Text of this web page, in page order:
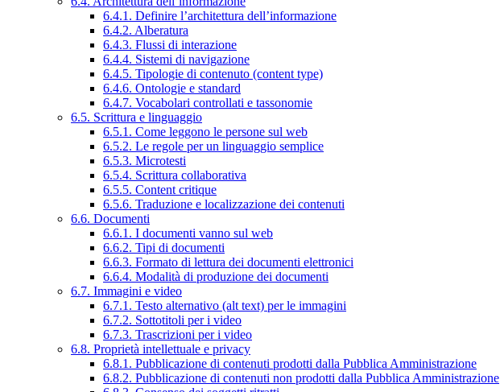
6.4.1. Definire l’architettura dell’informazione
6.4.2. Alberatura
6.4.3. Flussi di interazione
6.4.4. Sistemi di navigazione
6.4.5. Tipologie di contenuto (content type)
6.4.6. Ontologie e standard
6.4.7. Vocabolari controllati e tassonomie
6.5. Scrittura e linguaggio
6.5.1. Come leggono le persone sul web
6.5.2. Le regole per un linguaggio semplice
6.5.3. Microtesti
6.5.4. Scrittura collaborativa
6.5.5. Content critique
6.5.6. Traduzione e localizzazione dei contenuti
6.6. Documenti
6.6.1. I documenti vanno sul web
6.6.2. Tipi di documenti
6.6.3. Formato di lettura dei documenti elettronici
6.6.4. Modalità di produzione dei documenti
6.7. Immagini e video
6.7.1. Testo alternativo (alt text) per le immagini
6.7.2. Sottotitoli per i video
6.7.3. Trascrizioni per i video
6.8. Proprietà intellettuale e privacy
6.8.1. Pubblicazione di contenuti prodotti dalla Pubblica Amministrazione
6.8.2. Pubblicazione di contenuti non prodotti dalla Pubblica Amministrazione